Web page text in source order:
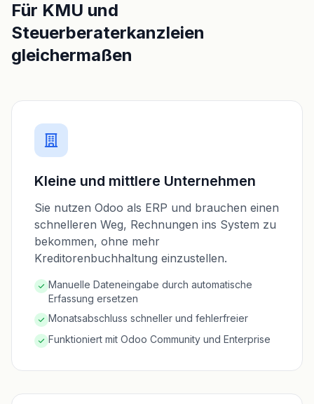
Für KMU und
Steuerberaterkanzleien
gleichermaßen
Kleine und mittlere Unternehmen
Sie nutzen Odoo als ERP und brauchen einen
schnelleren Weg, Rechnungen ins System zu
bekommen, ohne mehr
Kreditorenbuchhaltung einzustellen.
Manuelle Dateneingabe durch automatische
Erfassung ersetzen
Monatsabschluss schneller und fehlerfreier
Funktioniert mit Odoo Community und Enterprise